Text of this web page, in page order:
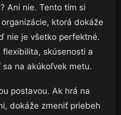
Ani nie. Tento tím si
ktorá dokáže
nie je všetko perfektné.
flexibilita, skúsenosti a
na akúkoľvek metu.
postavou. Ak hrá na
dokáže zmeniť priebeh